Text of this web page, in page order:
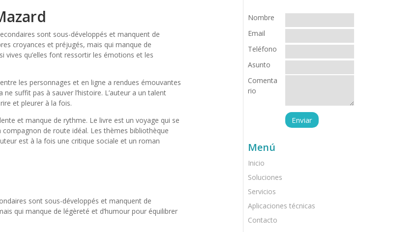
sont sous-développés et manquent de
croyances et préjugés, mais qui manque de
vives qu’elles font ressortir les émotions et les
les personnages et en ligne a rendues émouvantes
suffit pas à sauver l’histoire. L’auteur a un talent
et pleurer à la fois.
et manque de rythme. Le livre est un voyage qui se
de route idéal. Les thèmes bibliothèque
est à la fois une critique sociale et un roman
sont sous-développés et manquent de
qui manque de légèreté et d’humour pour équilibrer
Nombre
Email
Teléfono
Asunto
Comenta
rio
Menú
Inicio
Soluciones
Servicios
Aplicaciones técnicas
Contacto